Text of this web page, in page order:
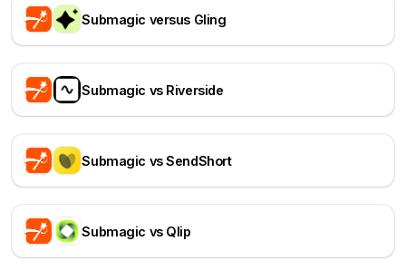
Submagic versus Gling
Submagic vs Riverside
Submagic vs SendShort
Submagic vs Qlip